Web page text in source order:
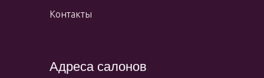
Адреса салонов
Контакты